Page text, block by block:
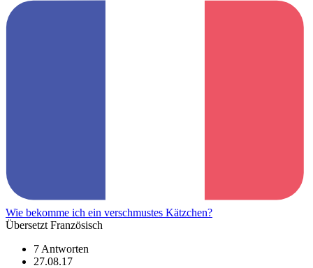
Wie bekomme ich ein verschmustes Kätzchen?
Übersetzt Französisch
7 Antworten
27.08.17